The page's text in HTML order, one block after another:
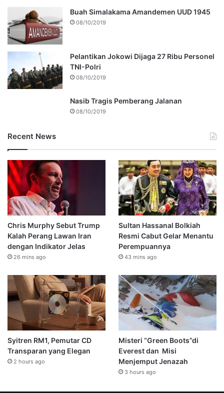
Buah Simalakama Amandemen UUD 1945
08/10/2019
Pelantikan Jokowi Dijaga 27 Ribu Personel
TNI-Polri
08/10/2019
Nasib Tragis Pemberang Jalanan
08/10/2019
Recent News
Chris Murphy Sebut Trump
Kalah Perang Lawan Iran
dengan Indikator Jelas
26 mins ago
Sultan Hassanal Bolkiah
Resmi Cabut Gelar Menantu
Perempuannya
43 mins ago
Syitren RM1, Pemutar CD
Transparan yang Elegan
2 hours ago
Misteri “Green Boots”di
Everest dan Misi
Menjemput Jenazah
3 hours ago